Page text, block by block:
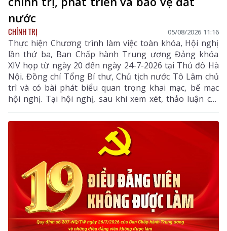
nước
CHÍNH TRỊ 05/08/2026 11:16
Thực hiện Chương trình làm việc toàn khóa, Hội nghị
lần thứ ba, Ban Chấp hành Trung ương Đảng khóa
XIV họp từ ngày 20 đến ngày 24-7-2026 tại Thủ đô Hà
Nội. Đồng chí Tổng Bí thư, Chủ tịch nước Tô Lâm chủ
trì và có bài phát biểu quan trọng khai mạc, bế mạc
hội nghị. Tại hội nghị, sau khi xem xét, thảo luận các
tờ trình, báo cáo của Bộ Chính trị, Ban Chấp hành
Trung ương đã thống nhất cao nhiều chủ trương,
chính sách lớn về xây dựng Đảng, hệ thống chính trị,
phát triển và bảo vệ đất nước.